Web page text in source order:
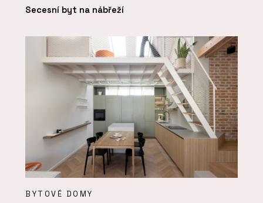
Secesní byt na nábřeží
BYTOVÉ DOMY